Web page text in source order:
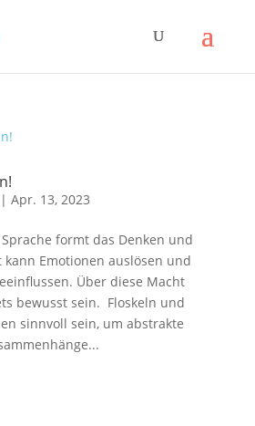
| Apr. 13, 2023
formt das Denken und
Emotionen auslösen und
Über diese Macht
bewusst sein. Floskeln und
sinnvoll sein, um abstrakte